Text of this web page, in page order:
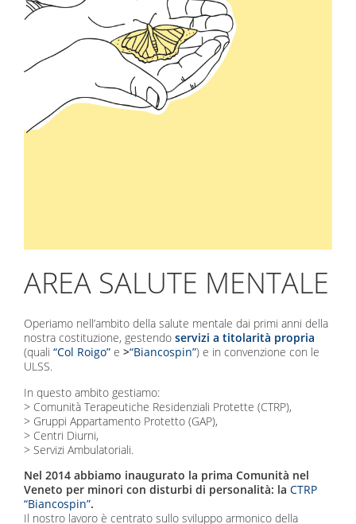
AREA SALUTE MENTALE
Operiamo nell’ambito della salute mentale dai primi anni della
nostra costituzione, gestendoservizi a titolarità propria
(quali“Col Roigo” e >“Biancospin”) e in convenzione con le
ULSS.
In questo ambito gestiamo:
> Comunità Terapeutiche Residenziali Protette (CTRP),
> Gruppi Appartamento Protetto (GAP),
> Centri Diurni,
> Servizi Ambulatoriali.
Nel 2014 abbiamo inaugurato la prima Comunità nel
Veneto per minori con disturbi di personalità: laCTRP
“Biancospin”.
Il nostro lavoro è centrato sullo sviluppo armonico della